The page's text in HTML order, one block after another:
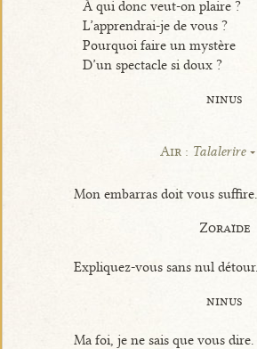
À qui donc veut-on plaire ?
L’apprendrai-je de vous ?
Pourquoi faire un mystère
D’un spectacle si doux ?
ninus
Air : Talalerire
Mon embarras doit vous suffire.
Zoraïde
Expliquez-vous sans nul détour.
ninus
Ma foi, je ne sais que vous dire.